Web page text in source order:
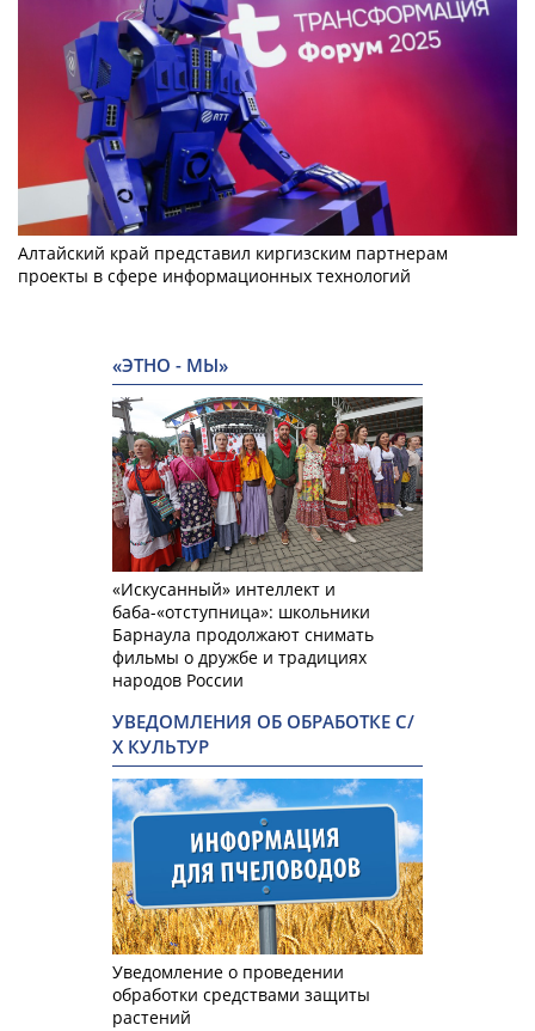
Алтайский край представил киргизским партнерам
проекты в сфере информационных технологий
«ЭТНО - МЫ»
«Искусанный» интеллект и
баба-«отступница»: школьники
Барнаула продолжают снимать
фильмы о дружбе и традициях
народов России
УВЕДОМЛЕНИЯ ОБ ОБРАБОТКЕ С/
Х КУЛЬТУР
Уведомление о проведении
обработки средствами защиты
растений